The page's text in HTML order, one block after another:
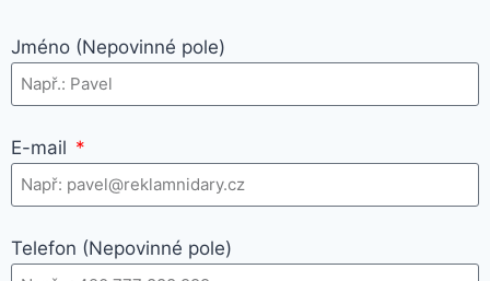
Jméno (Nepovinné pole)
E-mail
Telefon (Nepovinné pole)